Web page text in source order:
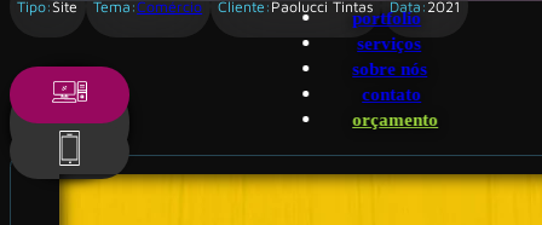
portfolio
serviços
sobre nós
contato
orçamento
Tipo: Site Tema:Comércio Cliente: Paolucci Tintas Data: 2021